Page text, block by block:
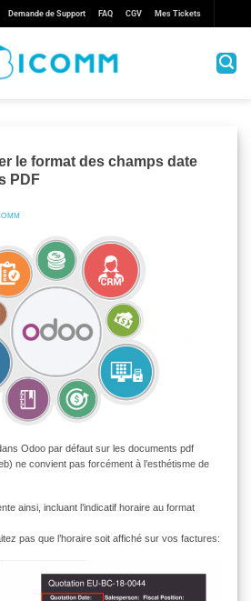
Demande de Support FAQ CGV Mes Tickets
le format des champs date
PDF
Odoo par défaut sur les documents pdf
ne convient pas forcément à l’esthétisme de
ainsi, incluant l’indicatif horaire au format
pas que l’horaire soit affiché sur vos factures: